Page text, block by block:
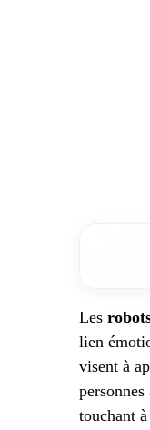
Les
lien
visent à
touchant